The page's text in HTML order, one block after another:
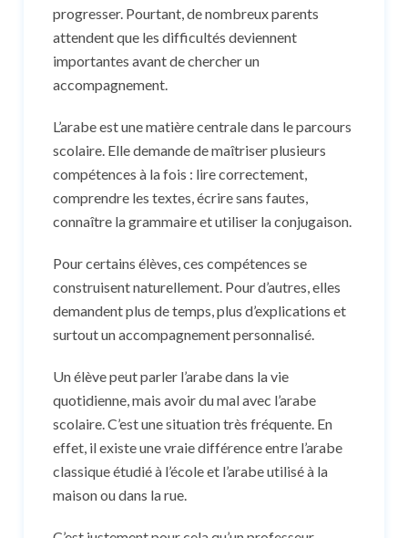
progresser. Pourtant, de nombreux parents
attendent que les difficultés deviennent
importantes avant de chercher un
accompagnement.
L’arabe est une matière centrale dans le parcours
scolaire. Elle demande de maîtriser plusieurs
compétences à la fois : lire correctement,
comprendre les textes, écrire sans fautes,
connaître la grammaire et utiliser la conjugaison.
Pour certains élèves, ces compétences se
construisent naturellement. Pour d’autres, elles
demandent plus de temps, plus d’explications et
surtout un accompagnement personnalisé.
Un élève peut parler l’arabe dans la vie
quotidienne, mais avoir du mal avec l’arabe
scolaire. C’est une situation très fréquente. En
effet, il existe une vraie différence entre l’arabe
classique étudié à l’école et l’arabe utilisé à la
maison ou dans la rue.